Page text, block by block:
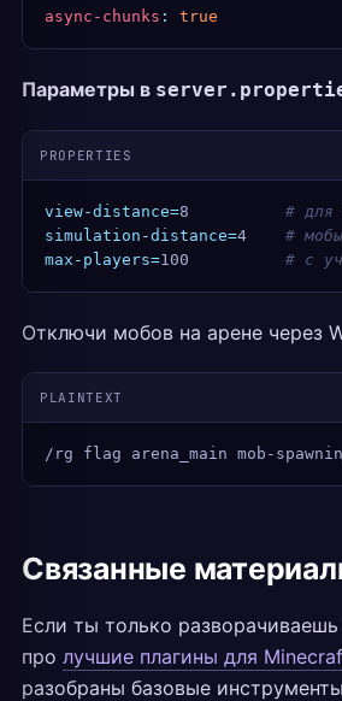
async-chunks : true
Параметры в
PROPERTIES
view-distance=8 # для
simulation-distance=4 #
max-players=100 # с
Отключи мобов на арене через
PLAINTEXT
/rg flag arena_main mob-
Связанные
Если ты только
про лучшие плагины для
разобраны базовые